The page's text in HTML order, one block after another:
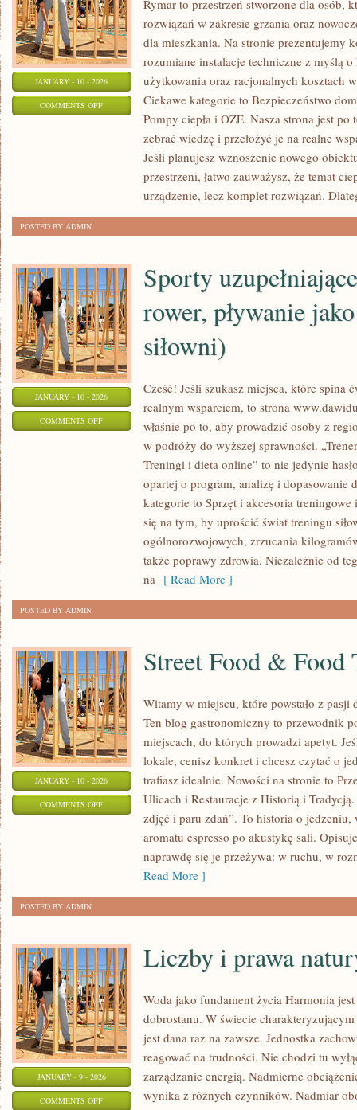
JANUARY - 10 - 2026
COMMENTS OFFON
ZRÓWNOWAŻONE
BUDOWNICTWO
Rymar to przestrzeń stworzone dla osób,
rozwiązań w zakresie grzania oraz
dla mieszkania. Na stronie prezentujemy
rozumiane instalacje techniczne z myślą
użytkowania oraz racjonalnych kosztach
Ciekawe kategorie to Bezpieczeństwo
Pompy ciepła i OZE. Nasza strona jest
zebrać wiedzę i przełożyć je na realne
Jeśli planujesz wznoszenie nowego
przestrzeni, łatwo zauważysz, że temat
urządzenie, lecz komplet rozwiązań.
POSTED BY ADMIN
JANUARY - 10 - 2026
COMMENTS OFFON
UZUPEŁNIAJĄCE
SIŁOWNI)
Sporty
rower, pływanie
siłowni)
Cześć! Jeśli szukasz miejsca, które spina
realnym wsparciem, to strona
właśnie po to, aby prowadzić osoby z
w podróży do wyższej sprawności.
Treningi i dieta online” to nie jedynie
opartej o program, analizę i dopasowanie
kategorie to Sprzęt i akcesoria treningowe
się na tym, by uprościć świat treningu
ogólnorozwojowych, zrzucania
także poprawy zdrowia. Niezależnie od
na [ Read More ]
POSTED BY ADMIN
JANUARY - 10 - 2026
COMMENTS OFFON
Street Food & Food
Witamy w miejscu, które powstało z
Ten blog gastronomiczny to przewodnik
miejscach, do których prowadzi apetyt.
lokale, cenisz konkret i chcesz czytać o
trafiasz idealnie. Nowości na stronie to
Ulicach i Restauracje z Historią i
zdjęć i paru zdań”. To historia o
aromatu espresso po akustykę sali.
naprawdę się je przeżywa: w ruchu, w
Read More ]
POSTED BY ADMIN
JANUARY - 9 - 2026
COMMENTS OFFON
Liczby i prawa
Woda jako fundament życia Harmonia
dobrostanu. W świecie
jest dana raz na zawsze. Jednostka
reagować na trudności. Nie chodzi tu
zarządzanie energią. Nadmierne
wynika z różnych czynników. Nadmiar